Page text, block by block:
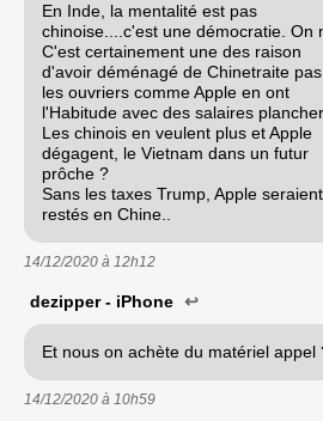
En Inde, la mentalité est pas
chinoise....c'est une démocratie. On
C'est certainement une des raison
d'avoir déménagé de Chinetraite pas
les ouvriers comme Apple en ont
l'Habitude avec des salaires
Les chinois en veulent plus et Apple
dégagent, le Vietnam dans un futur
prôche ?
Sans les taxes Trump, Apple seraient
restés en Chine..
14/12/2020 à 12h12
dezipper - iPhone ↩
Et nous on achète du matériel appel
14/12/2020 à 10h59